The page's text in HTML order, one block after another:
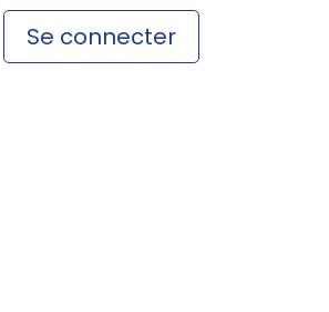
Se connecter